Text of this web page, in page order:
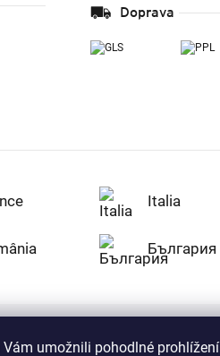
umožnili pohodlné prohlížení
Doprava
Italia
България